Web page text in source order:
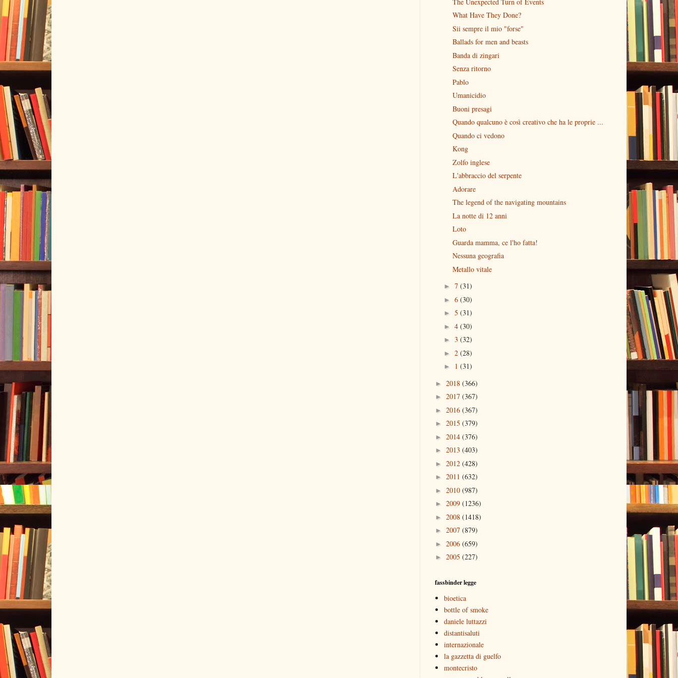
What Have They Done?
Sii sempre il mio "forse"
Ballads for men and beasts
Banda di zingari
Senza ritorno
Pablo
Umanicidio
Buoni presagi
Quando qualcuno è così creativo che ha le proprie ...
Quando ci vedono
Kong
Zolfo inglese
L'abbraccio del serpente
Adorare
The legend of the navigating mountains
La notte di 12 anni
Loto
Guarda mamma, ce l'ho fatta!
Nessuna geografia
Metallo vitale
► 7 (31)
► 6 (30)
► 5 (31)
► 4 (30)
► 3 (32)
► 2 (28)
► 1 (31)
► 2018 (366)
► 2017 (367)
► 2016 (367)
► 2015 (379)
► 2014 (376)
► 2013 (403)
► 2012 (428)
► 2011 (632)
► 2010 (987)
► 2009 (1236)
► 2008 (1418)
► 2007 (879)
► 2006 (659)
► 2005 (227)
fassbinder legge
bioetica
bottle of smoke
daniele luttazzi
distantisaluti
internazionale
la gazzetta di guelfo
montecristo